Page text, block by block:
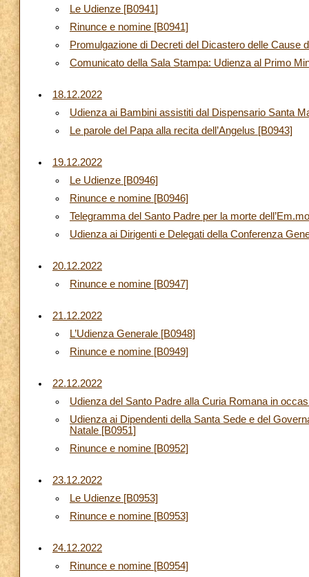
Le Udienze [B0941]
Rinunce e nomine [B0941]
Promulgazione di Decreti del Dicastero delle Cause
Comunicato della Sala Stampa: Udienza al Primo
18.12.2022
Udienza ai Bambini assistiti dal Dispensario Santa
Le parole del Papa alla recita dell’Angelus [B0943]
19.12.2022
Le Udienze [B0946]
Rinunce e nomine [B0946]
Telegramma del Santo Padre per la morte
Udienza ai Dirigenti e Delegati della Conferenza
20.12.2022
Rinunce e nomine [B0947]
21.12.2022
L’Udienza Generale [B0948]
Rinunce e nomine [B0949]
22.12.2022
Udienza del Santo Padre alla Curia Romana in
Udienza ai Dipendenti della Santa Sede e del
Natale [B0951]
Rinunce e nomine [B0952]
23.12.2022
Le Udienze [B0953]
Rinunce e nomine [B0953]
24.12.2022
Rinunce e nomine [B0954]